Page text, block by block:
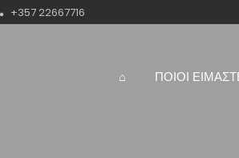
+357 22667716
⌂ ΠΟΙΟΙ